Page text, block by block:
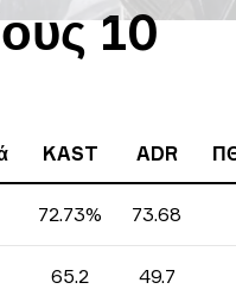
10
KAST ADR
72.73% 73.68
65.2 49.7